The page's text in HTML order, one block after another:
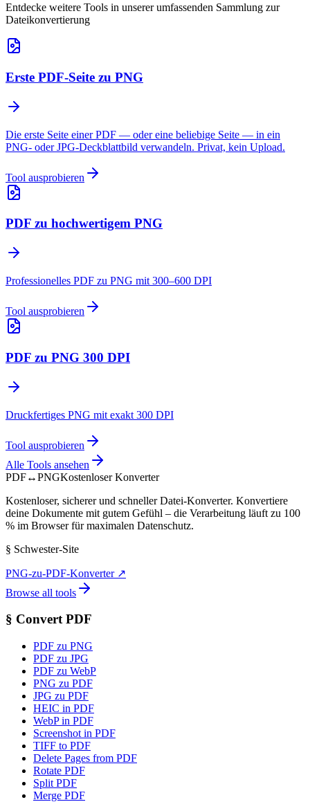
Entdecke weitere Tools in unserer umfassenden Sammlung zur
Dateikonvertierung
Erste PDF-Seite zu PNG
Die erste Seite einer PDF — oder eine beliebige Seite — in ein
PNG- oder JPG-Deckblattbild verwandeln. Privat, kein Upload.
Tool ausprobieren
PDF zu hochwertigem PNG
Professionelles PDF zu PNG mit 300–600 DPI
Tool ausprobieren
PDF zu PNG 300 DPI
Druckfertiges PNG mit exakt 300 DPI
Tool ausprobieren
Alle Tools ansehen
PDF↔PNGKostenloser Konverter
Kostenloser, sicherer und schneller Datei-Konverter. Konvertiere
deine Dokumente mit gutem Gefühl – die Verarbeitung läuft zu 100
% im Browser für maximalen Datenschutz.
§ Schwester-Site
PNG-zu-PDF-Konverter↗
Browse all tools
§ Convert PDF
PDF zu PNG
PDF zu JPG
PDF zu WebP
PNG zu PDF
JPG zu PDF
HEIC in PDF
WebP in PDF
Screenshot in PDF
TIFF to PDF
Delete Pages from PDF
Rotate PDF
Split PDF
Merge PDF